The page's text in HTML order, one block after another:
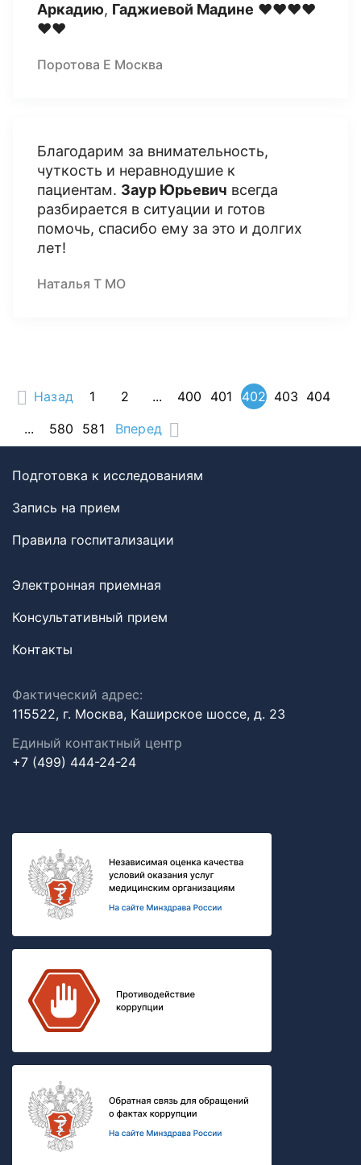
Аркадию, Гаджиевой Мадине ❤️❤️❤️❤️
❤️❤️
Поротова Е Москва
Благодарим за внимательность,
чуткость и неравнодушие к
пациентам. Заур Юрьевич всегда
разбирается в ситуации и готов
помочь, спасибо ему за это и долгих
лет!
Наталья Т МО
Назад 1 2 ... 400 401 402 403 404
...
580 581 Вперед
Подготовка к исследованиям
Запись на прием
Правила госпитализации
Электронная приемная
Консультативный прием
Контакты
Фактический адрес:
115522, г. Москва, Каширское шоссе, д. 23
Единый контактный центр
+7 (499) 444-24-24